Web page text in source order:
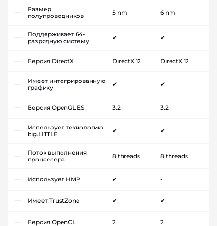
Размер
полупроводников
5 nm 6 nm
Поддерживает 64-
разрядную систему
✔ ✔
Версия DirectX DirectX 12 DirectX 12
Имеет интегрированную
графику
✔ ✔
Версия OpenGL ES 3.2 3.2
Использует технологию
big.LITTLE
✔ ✔
Поток выполнения
процессора
8 threads 8 threads
Использует HMP ✔ -
Имеет TrustZone ✔ ✔
Версия OpenCL 2 2